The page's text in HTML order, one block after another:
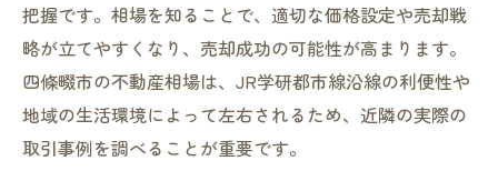
把握です。相場を知ることで、適切な価格設定や売却戦
略が立てやすくなり、売却成功の可能性が高まります。
四條畷市の不動産相場は、JR学研都市線沿線の利便性や
地域の生活環境によって左右されるため、近隣の実際の
取引事例を調べることが重要です。